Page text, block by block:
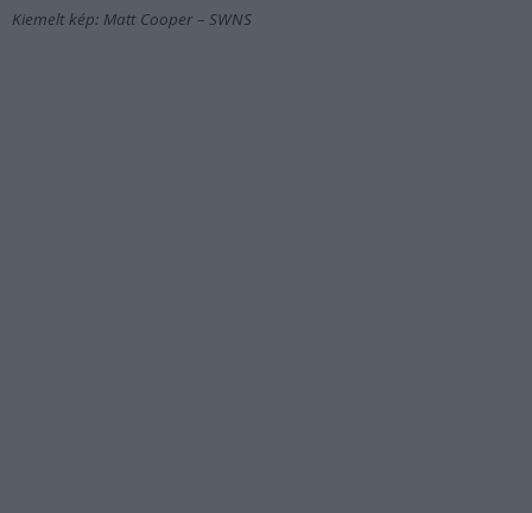
Kiemelt kép: Matt Cooper – SWNS